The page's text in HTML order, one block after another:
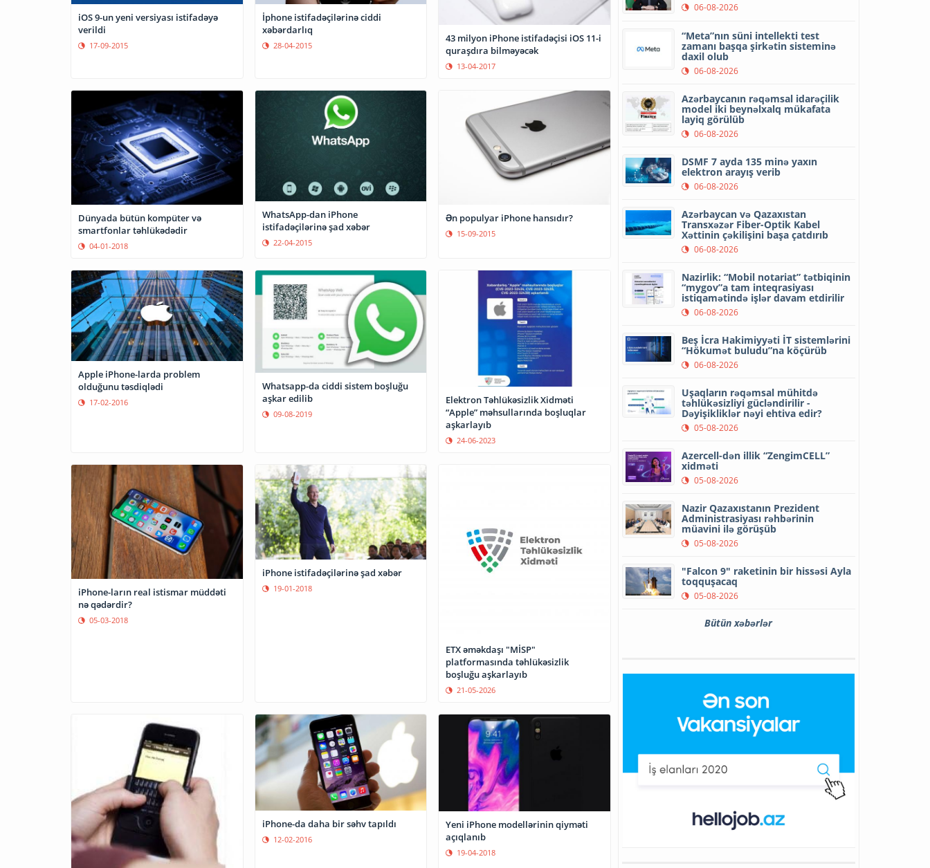
iOS 9-un yeni versiyası istifadəyə
verildi
17-09-2015
İphone istifadəçilərinə ciddi
xəbərdarlıq
28-04-2015
43 milyon iPhone istifadəçisi iOS 11-i
quraşdıra bilməyəcək
13-04-2017
Dünyada bütün kompüter və
smartfonlar təhlükədədir
04-01-2018
WhatsApp-dan iPhone
istifadəçilərinə şad xəbər
22-04-2015
Ən populyar iPhone hansıdır?
15-09-2015
Apple iPhone-larda problem
olduğunu təsdiqlədi
17-02-2016
Whatsapp-da ciddi sistem boşluğu
aşkar edilib
09-08-2019
Elektron Təhlükəsizlik Xidməti
“Apple” məhsullarında boşluqlar
aşkarlayıb
24-06-2023
iPhone-ların real istismar müddəti
nə qədərdir?
05-03-2018
iPhone istifadəçilərinə şad xəbər
19-01-2018
ETX əməkdaşı "MİSP"
platformasında təhlükəsizlik
boşluğu aşkarlayıb
21-05-2026
iPhone-da daha bir səhv tapıldı
12-02-2016
Yeni iPhone modellərinin qiyməti
açıqlanıb
19-04-2018
06-08-2026
“Meta”nın süni intellekti test
zamanı başqa şirkətin sisteminə
daxil olub
06-08-2026
Azərbaycanın rəqəmsal idarəçilik
model iki beynəlxalq mükafata
layiq görülüb
06-08-2026
DSMF 7 ayda 135 minə yaxın
elektron arayış verib
06-08-2026
Azərbaycan və Qazaxıstan
Transxəzər Fiber-Optik Kabel
Xəttinin çəkilişini başa çatdırıb
06-08-2026
Nazirlik: “Mobil notariat” tətbiqinin
“mygov”a tam inteqrasiyası
istiqamətində işlər davam etdirilir
06-08-2026
Beş İcra Hakimiyyəti İT sistemlərini
“Hökumət buludu”na köçürüb
06-08-2026
Uşaqların rəqəmsal mühitdə
təhlükəsizliyi gücləndirilir -
Dəyişikliklər nəyi ehtiva edir?
05-08-2026
Azercell-dən illik “ZengimCELL”
xidməti
05-08-2026
Nazir Qazaxıstanın Prezident
Administrasiyası rəhbərinin
müavini ilə görüşüb
05-08-2026
"Falcon 9" raketinin bir hissəsi Ayla
toqquşacaq
05-08-2026
Bütün xəbərlər